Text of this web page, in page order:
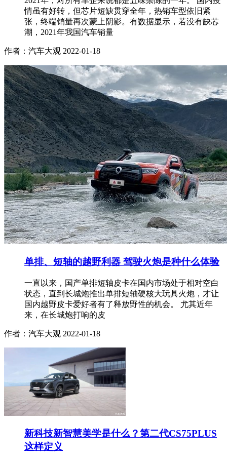
情虽有好转，但芯片短缺贯穿全年，热销车型依旧紧
张，终端销量再次蒙上阴影。有数据显示，若没有缺芯
潮，2021年我国汽车销量
作者：汽车大观 2022-01-18
单排、短轴的越野利器 驾驶火炮是种什么体验
一直以来，国产单排短轴皮卡在国内市场处于相对空白
状态，直到长城炮推出单排短轴硬核大玩具火炮，才让
国内越野皮卡爱好者有了释放野性的机会。 尤其近年
来，在长城炮打响的皮
作者：汽车大观 2022-01-18
新科技新智慧美学是什么？第二代CS75PLUS
这样定义